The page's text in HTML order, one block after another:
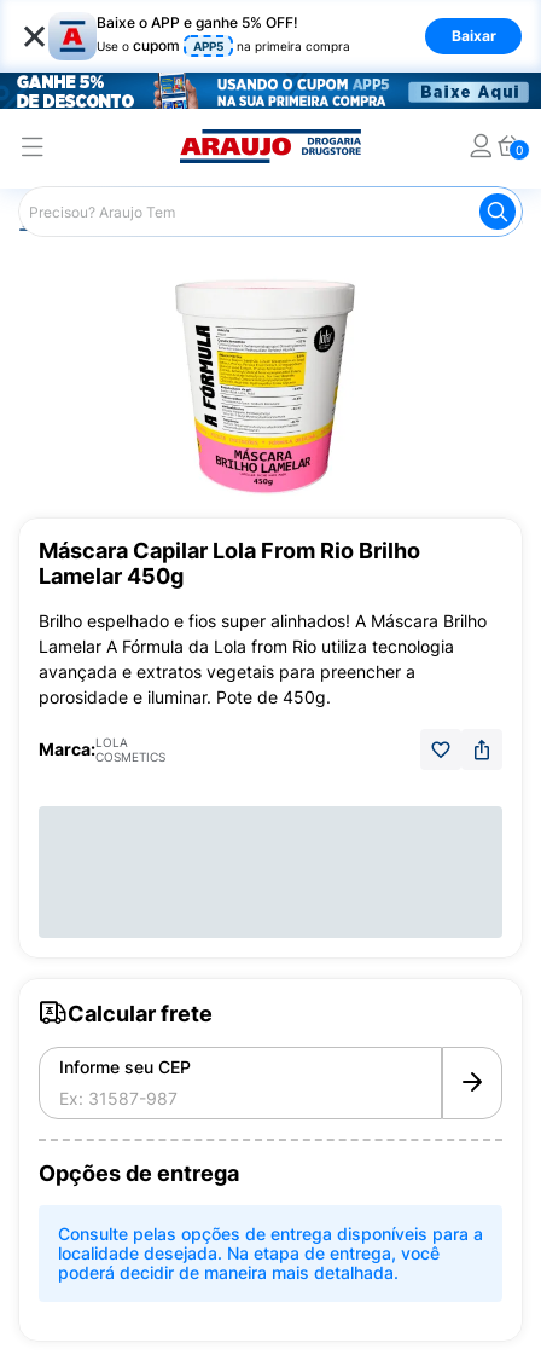
× Baixe o APP e ganhe 5% OFF!
Use o cupom APP5 na primeira compra
Baixar
0
Araujo Cabelo Máscaras
Máscara Capilar Lola From Rio Brilho
Lamelar 450g
Brilho espelhado e fios super alinhados! A Máscara Brilho
Lamelar A Fórmula da Lola from Rio utiliza tecnologia
avançada e extratos vegetais para preencher a
porosidade e iluminar. Pote de 450g.
Marca:LOLA
COSMETICS
Calcular frete
Informe seu CEP
Opções de entrega
Consulte pelas opções de entrega disponíveis para a
localidade desejada. Na etapa de entrega, você
poderá decidir de maneira mais detalhada.